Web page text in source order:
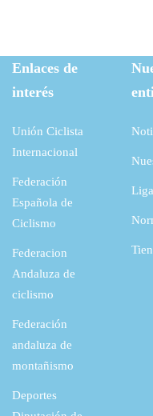
Enlaces de
interés
Unión Ciclista
Internacional
Federación
Española de
Ciclismo
Federacion
Andaluza de
ciclismo
Federación
andaluza de
montañismo
Deportes